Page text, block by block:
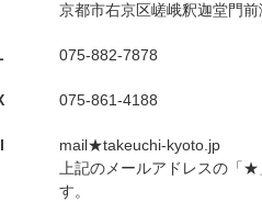
京都市右京区嵯峨釈迦堂門
075-882-7878
075-861-4188
mail★takeuchi-kyoto.jp
上記のメールアドレスの「
す。